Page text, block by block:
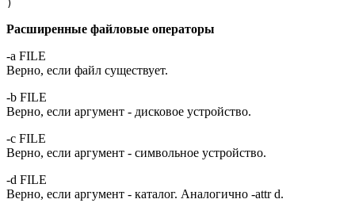
Расширенные файловые операторы
-a FILE
Верно, если файл существует.
-b FILE
Верно, если аргумент - дисковое устройство.
-c FILE
Верно, если аргумент - символьное устройство.
-d FILE
Верно, если аргумент - каталог. Аналогично -attr d.